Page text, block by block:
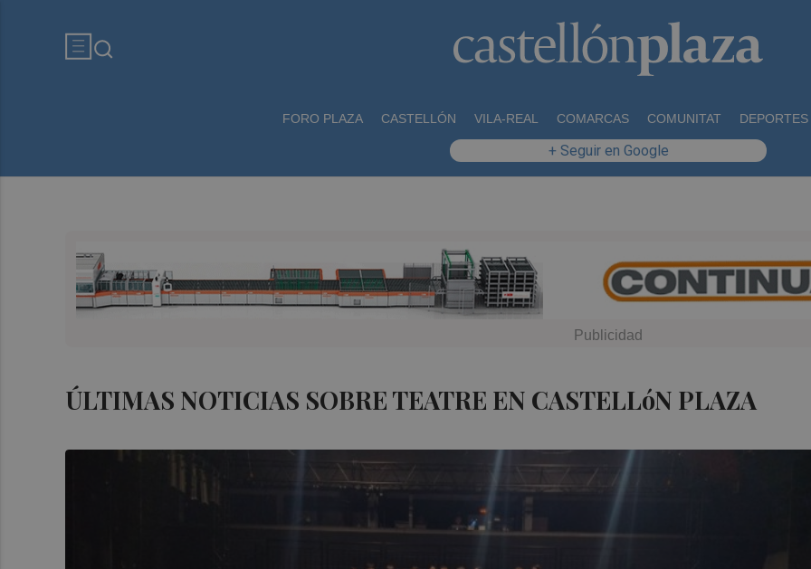
FORO PLAZA CASTELLÓN VILA-REAL COMARCAS COMUNITAT DEPORTES
+ Seguir en Google
ÚLTIMAS NOTICIAS SOBRE TEATRE EN CASTELLóN PLAZA